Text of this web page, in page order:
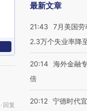
· 回复
最新文章
21:43
7月美国劳
2.3万个失业率降
20:14 海外金融
倍
20:12 宁德时代